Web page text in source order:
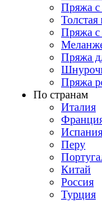
Пряжа
Толстая
Пряжа с
Пряжа
Пряжа
По странам
Италия
Испания
Перу
Китай
Россия
Турция